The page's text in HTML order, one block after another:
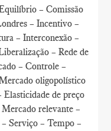
– Comissão
– Incentivo –
– Interconexão –
– Rede de
– Controle –
oligopolístico
de preço
relevante –
Serviço – Tempo –